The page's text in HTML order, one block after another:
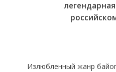
Излюбленный жанр